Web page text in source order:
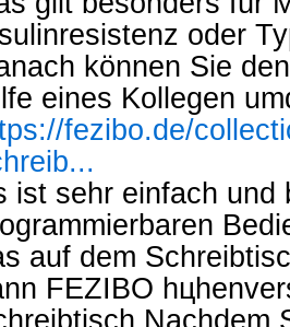
oder
können Sie
eines Kollegen
fezibo.de/
ist sehr einfach und
auf dem
FEZIBO
Nachdem